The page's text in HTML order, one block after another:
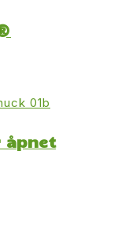
åpnet